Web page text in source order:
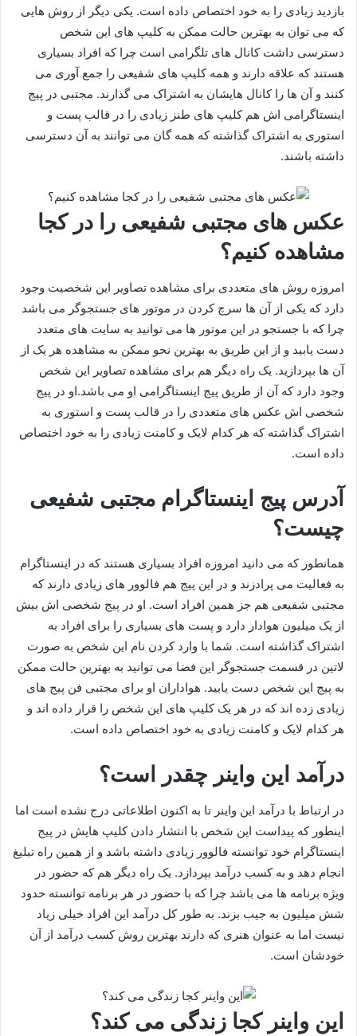
بازدید زیادی را به خود اختصاص داده است. یکی دیگر از روش هایی
که می توان به بهترین حالت ممکن به کلیپ های این شخص
دسترسی داشت کانال های تلگرامی است چرا که افراد بسیاری
هستند که علاقه دارند و همه کلیپ های شفیعی را جمع آوری می
کنند و آن ها را کانال هایشان به اشتراک می گذارند. مجتبی در پیج
اینستاگرامی اش هم کلیپ های طنز زیادی را در قالب پست و
استوری به اشتراک گذاشته که همه گان می توانند به آن دسترسی
داشته باشند.
عکس های مجتبی شفیعی را در کجا
مشاهده کنیم؟
امروزه روش های متعددی برای مشاهده تصاویر این شخصیت وجود
دارد که یکی از آن ها سرچ کردن در موتور های جستجوگر می باشد
چرا که با جستجو در این موتور ها می توانید به سایت های متعدد
دست یابید و از این طریق به بهترین نحو ممکن به مشاهده هر یک از
آن ها بپردازید. یک راه دیگر هم برای مشاهده تصاویر این شخص
وجود دارد که آن از طریق پیج اینستاگرامی او می باشد.او در پیج
شخصی اش عکس های متعددی را در قالب پست و استوری به
اشتراک گذاشته که هر کدام لایک و کامنت زیادی را به خود اختصاص
داده است.
آدرس پیج اینستاگرام مجتبی شفیعی
چیست؟
همانطور که می دانید امروزه افراد بسیاری هستند که در اینستاگرام
به فعالیت می پرادزند و در این پیج هم فالوور های زیادی دارند که
مجتبی شفیعی هم جز همین افراد است. او در پیج شخصی اش بیش
از یک میلیون هوادار دارد و پست های بسیاری را برای افراد به
اشتراک گذاشته است. شما با وارد کردن نام این شخص به صورت
لاتین در قسمت جستجوگر این فضا می توانید به بهترین حالت ممکن
به پیج این شخص دست یابید. هواداران او برای مجتبی فن پیج های
زیادی زده اند که در هر یک کلیپ های این شخص را قرار داده اند و
هر کدام لایک و کامنت زیادی به خود اختصاص داده است.
درآمد این واینر چقدر است؟
در ارتباط با درآمد این واینر تا به اکنون اطلاعاتی درج نشده است اما
اینطور که پیداست این شخص با انتشار دادن کلیپ هایش در پیج
اینستاگرام خود توانسته فالوور زیادی داشته باشد و از همین راه تبلیغ
انجام دهد و به کسب درآمد بپردازد. یک راه دیگر هم که حضور در
ویژه برنامه ها می باشد چرا که با حضور در هر برنامه توانسته حدود
شش میلیون به جیب بزند. به طور کل درآمد این افراد خیلی زیاد
نیست اما به عنوان هنری که دارند بهترین روش کسب درآمد از آن
خودشان است.
این واینر کجا زندگی می کند؟